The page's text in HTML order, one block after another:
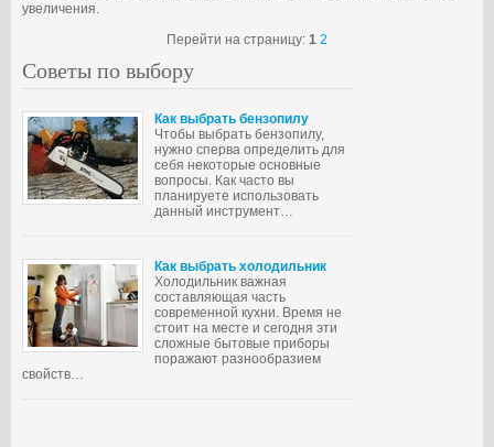
увеличения.
Перейти на страницу: 1 2
Советы по выбору
Как выбрать бензопилу
Чтобы выбрать бензопилу,
нужно сперва определить для
себя некоторые основные
вопросы. Как часто вы
планируете использовать
данный инструмент…
Как выбрать холодильник
Холодильник важная
составляющая часть
современной кухни. Время не
стоит на месте и сегодня эти
сложные бытовые приборы
поражают разнообразием
свойств…